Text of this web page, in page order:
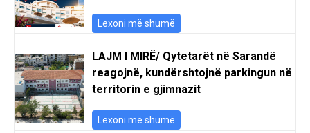
Lexoni më shumë
LAJM I MIRË/ Qytetarët në Sarandë
reagojnë, kundërshtojnë parkingun në
territorin e gjimnazit
Lexoni më shumë